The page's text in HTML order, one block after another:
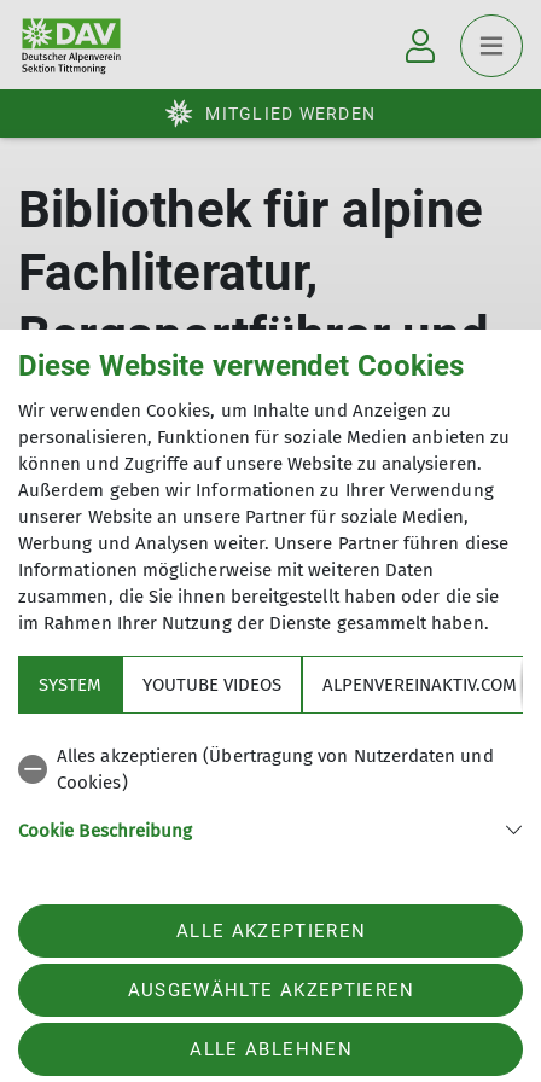
MITGLIED WERDEN
Bibliothek für alpine
Fachliteratur,
Bergsportführer und
Karten
Diese Seite befindet sich noch im Aufbau.
Wir bitten um Verständnis!
Sektion
Services
84529 Tittmoning
Telefon +49 8683 686
Datenschutz-Einstellungen
Impressum
Diese Website verwendet Cookies
Wir verwenden Cookies, um Inhalte und Anzeigen zu
personalisieren, Funktionen für soziale Medien anbieten zu
können und Zugriffe auf unsere Website zu analysieren.
Außerdem geben wir Informationen zu Ihrer Verwendung
unserer Website an unsere Partner für soziale Medien,
Werbung und Analysen weiter. Unsere Partner führen diese
Informationen möglicherweise mit weiteren Daten
zusammen, die Sie ihnen bereitgestellt haben oder die sie
im Rahmen Ihrer Nutzung der Dienste gesammelt haben.
SYSTEM YOUTUBE VIDEOS ALPENVEREINAKTIV.COM
Alles akzeptieren (Übertragung von Nutzerdaten und
Cookies)
Cookie Beschreibung
ALLE AKZEPTIEREN
AUSGEWÄHLTE AKZEPTIEREN
ALLE ABLEHNEN